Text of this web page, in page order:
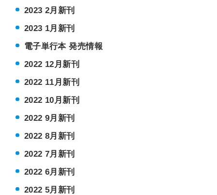
2023 2月新刊
2023 1月新刊
電子単行本 発売情報
2022 12月新刊
2022 11月新刊
2022 10月新刊
2022 9月新刊
2022 8月新刊
2022 7月新刊
2022 6月新刊
2022 5月新刊